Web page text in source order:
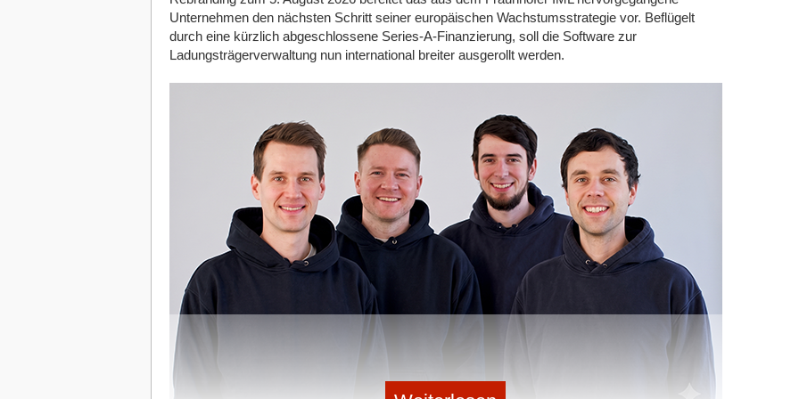
Die Pflanzpaket-Sets enthalten hochwertige Samen mit Keimgarantie, eine detaillierte Anleitung und einen Anzuchttopf aus
Bambusfasern (c) Pflanzpaket
Unternehmen den nächsten Schritt seiner europäischen Wachstumsstrategie vor. Beflügelt
durch eine kürzlich abgeschlossene Series-A-Finanzierung, soll die Software zur
Ladungsträgerverwaltung nun international breiter ausgerollt werden.